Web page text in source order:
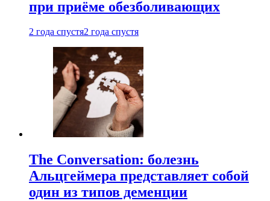
при приëме обезболивающих
2 года спустя2 года спустя
The Conversation: болезнь
Альцгеймера представляет собой
один из типов деменции